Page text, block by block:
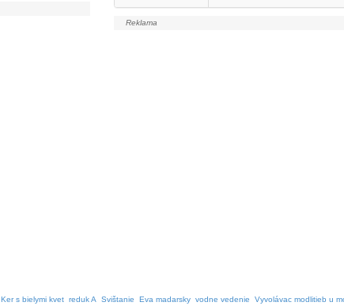
Ker s bielymi kvet reduk A Svištanie Eva madarsky vodne vedenie Vyvolávac modlitieb u